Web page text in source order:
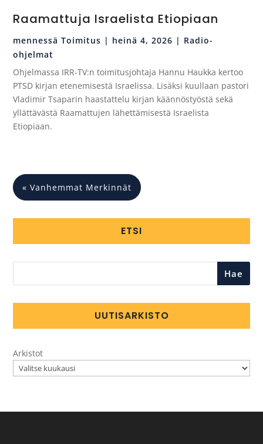
Raamattuja Israelista Etiopiaan
mennessäToimitus | heinä 4, 2026 | Radio-
ohjelmat
Ohjelmassa IRR-TV:n toimitusjohtaja Hannu Haukka kertoo
PTSD kirjan etenemisestä Israelissa. Lisäksi kuullaan pastori
Vladimir Tsaparin haastattelu kirjan käännöstyöstä sekä
yllättävästä Raamattujen lähettämisestä Israelista
Etiopiaan.
« Vanhemmat Merkinnät
ETSI
Hae
UUTISARKISTO
Arkistot